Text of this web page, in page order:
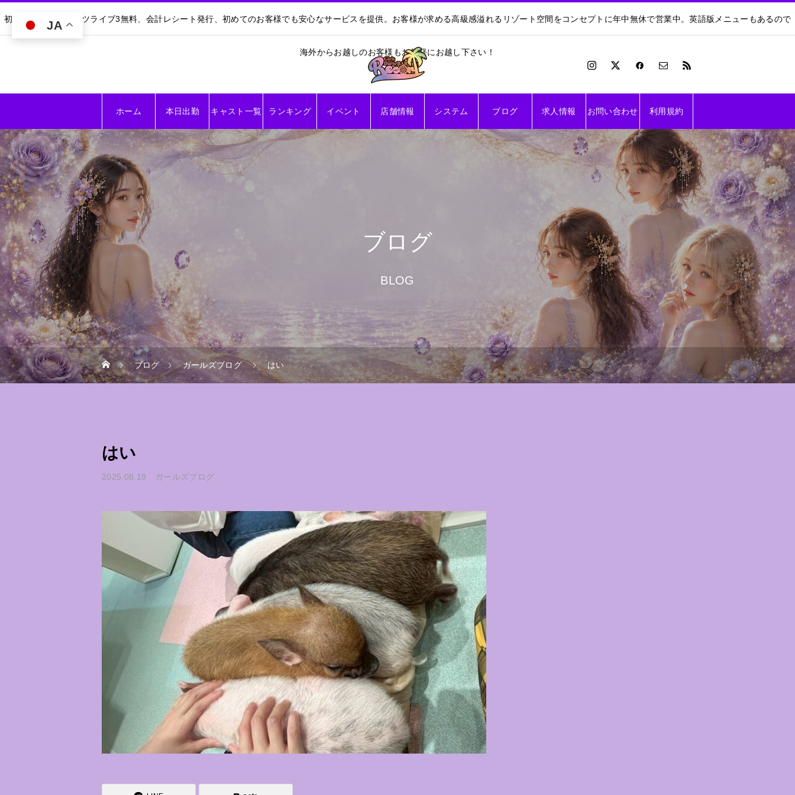
初回30分無料｜ダーツライブ3無料、会計レシート発行、初めてのお客様でも安心なサービスを提供。お客様が求める高級感溢れるリゾート空間をコンセプトに年中無休で営業中。英語版メニューもあるので
海外からお越しのお客様もお気軽にお越し下さい！
ホーム 本日出勤 キャスト一覧 ランキング イベント 店舗情報 システム ブログ 求人情報 お問い合わせ 利用規約
ブログ
BLOG
ブログ ガールズブログ はい
はい
2025.08.19 ガールズブログ
JA